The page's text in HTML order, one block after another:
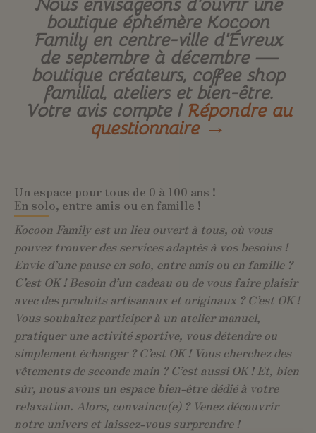
boutique éphémère Kocoon
Family en centre-ville d’Évreux
de septembre à décembre —
boutique créateurs, coffee shop
familial, ateliers et bien-être.
Votre avis compte !Répondre au
questionnaire →
Un espace pour tous de 0 à 100 ans !
En solo, entre amis ou en famille !
Kocoon Family est un lieu ouvert à tous, où vous
pouvez trouver des services adaptés à vos besoins !
Envie d’une pause en solo, entre amis ou en famille ?
C’est OK ! Besoin d’un cadeau ou de vous faire plaisir
avec des produits artisanaux et originaux ? C’est OK !
Vous souhaitez participer à un atelier manuel,
pratiquer une activité sportive, vous détendre ou
simplement échanger ? C’est OK ! Vous cherchez des
vêtements de seconde main ? C’est aussi OK ! Et, bien
sûr, nous avons un espace bien-être dédié à votre
relaxation. Alors, convaincu(e) ? Venez découvrir
notre univers et laissez-vous surprendre !